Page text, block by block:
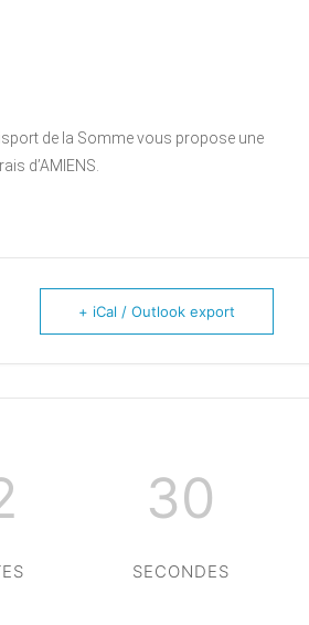
de la Somme vous propose une
d’AMIENS.
+ iCal / Outlook export
30
SECONDES